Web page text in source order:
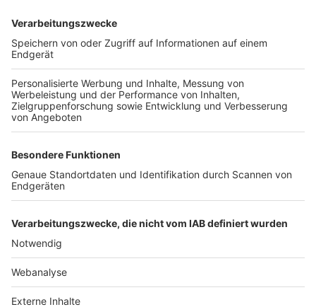
TOP-VEREINE
TOP-PARTNER
Nutzungsbedingungen Datenschutz Impressum